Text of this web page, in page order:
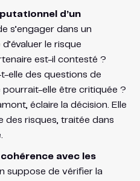
d’un
s’engager dans un
le risque
est-il contesté ?
t-elle des questions de
pourrait-elle être critiquée ?
éclaire la décision. Elle
des risques, traitée dans
avec les
suppose de vérifier la